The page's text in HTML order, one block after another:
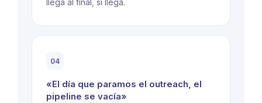
llega al final, si llega.
04
«El día que paramos el outreach, el
pipeline se vacía»